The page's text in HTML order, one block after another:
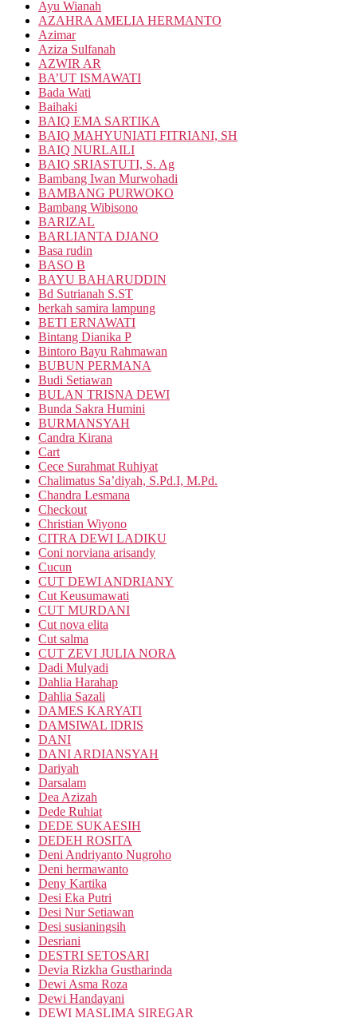
Ayu Wianah
AZAHRA AMELIA HERMANTO
Azimar
Aziza Sulfanah
AZWIR AR
BA’UT ISMAWATI
Bada Wati
Baihaki
BAIQ EMA SARTIKA
BAIQ MAHYUNIATI FITRIANI, SH
BAIQ NURLAILI
BAIQ SRIASTUTI, S. Ag
Bambang Iwan Murwohadi
BAMBANG PURWOKO
Bambang Wibisono
BARIZAL
BARLIANTA DJANO
Basa rudin
BASO B
BAYU BAHARUDDIN
Bd Sutrianah S.ST
berkah samira lampung
BETI ERNAWATI
Bintang Dianika P
Bintoro Bayu Rahmawan
BUBUN PERMANA
Budi Setiawan
BULAN TRISNA DEWI
Bunda Sakra Humini
BURMANSYAH
Candra Kirana
Cart
Cece Surahmat Ruhiyat
Chalimatus Sa’diyah, S.Pd.I, M.Pd.
Chandra Lesmana
Checkout
Christian Wiyono
CITRA DEWI LADIKU
Coni norviana arisandy
Cucun
CUT DEWI ANDRIANY
Cut Keusumawati
CUT MURDANI
Cut nova elita
Cut salma
CUT ZEVI JULIA NORA
Dadi Mulyadi
Dahlia Harahap
Dahlia Sazali
DAMES KARYATI
DAMSIWAL IDRIS
DANI
DANI ARDIANSYAH
Dariyah
Darsalam
Dea Azizah
Dede Ruhiat
DEDE SUKAESIH
DEDEH ROSITA
Deni Andriyanto Nugroho
Deni hermawanto
Deny Kartika
Desi Eka Putri
Desi Nur Setiawan
Desi susianingsih
Desriani
DESTRI SETOSARI
Devia Rizkha Gustharinda
Dewi Asma Roza
Dewi Handayani
DEWI MASLIMA SIREGAR